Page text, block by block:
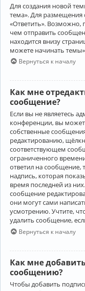
Для создания новой
тема». Для
«Ответить». Возможно,
чем отправить
находится внизу
можете начинать
Вернуться к началу
Как мне
сообщение?
Если вы не являетесь
конференции, вы
собственные
редактированию,
соответствующем
ограниченного
ответил на сообщение,
надпись, которая
время последней из
сообщение
они могут сами
усмотрению. Учтите,
удалить сообщение,
Вернуться к началу
Как мне
сообщению?
Чтобы добавить